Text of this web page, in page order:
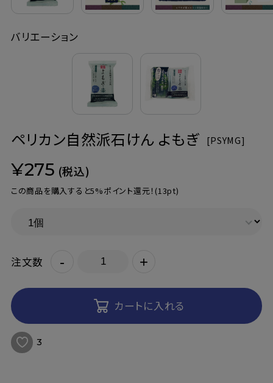
よくあるご質問
会員登録でお得
バリエーション
ペリカン自然派石けん よもぎ [PSYMG]
¥275 (税込)
この商品を購入すると5%ポイント還元！ (13pt)
注文数 - +
カートに入れる
3